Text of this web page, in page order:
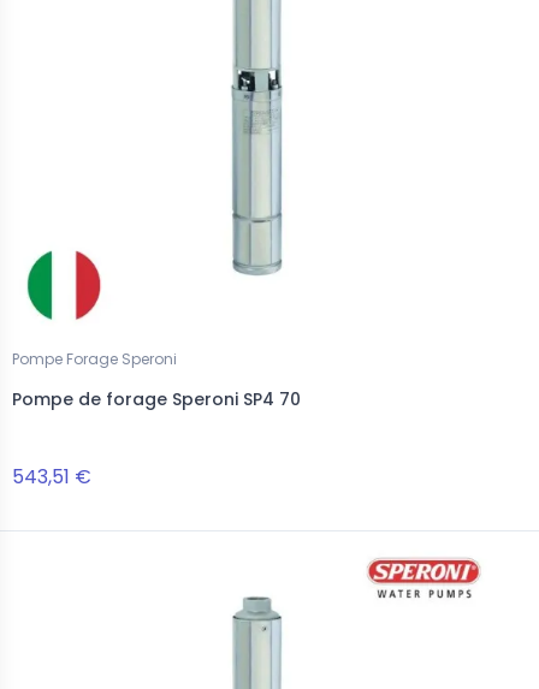
Pompe Forage Speroni
Pompe de forage Speroni SP4 70
543,51 €